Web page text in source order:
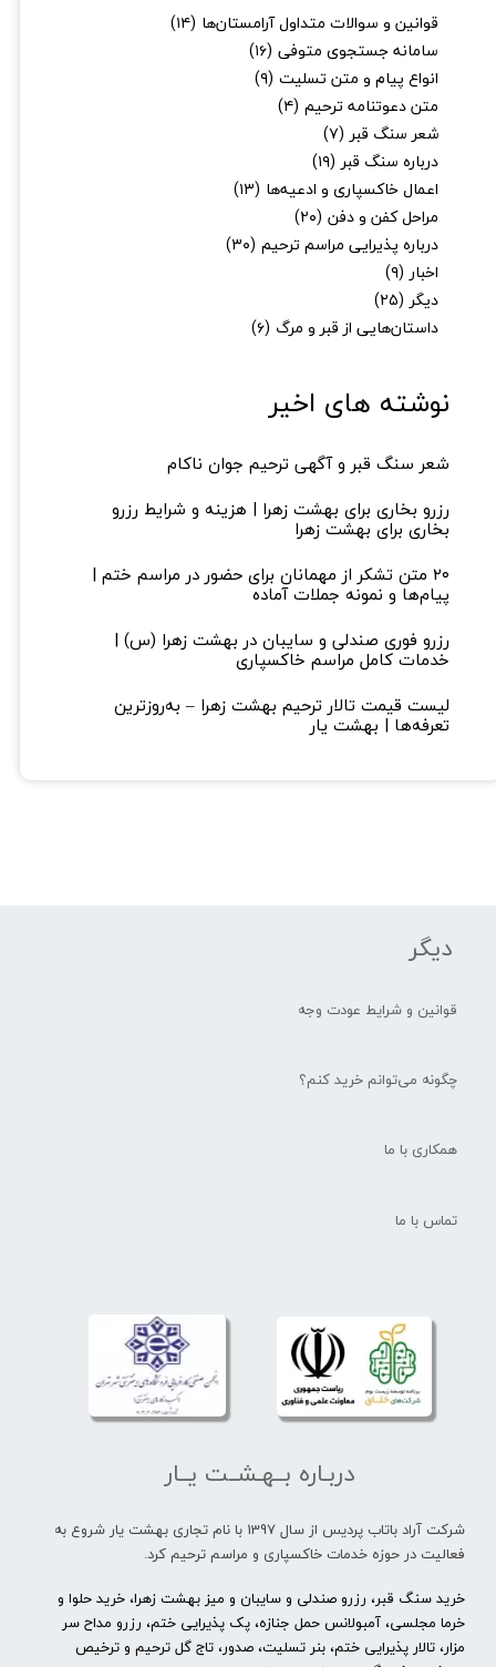
★
نوشته های اخیر
شعر سنگ قبر و آگهی ترحیم جوان ناکام
رزرو بخاری برای بهشت زهرا | هزینه و شرایط رزرو
بخاری برای بهشت زهرا
۲۰ متن تشکر از مهمانان برای حضور در مراسم ختم |
پیام‌ها و نمونه جملات آماده
رزرو فوری صندلی و سایبان در بهشت زهرا (س) |
خدمات کامل مراسم خاکسپاری
لیست قیمت تالار ترحیم بهشت زهرا – به‌روزترین
تعرفه‌ها | بهشت یار
قوانین و سوالات متداول آرامستان‌ها (۱۴)
سامانه جستجوی متوفی (۱۶)
انواع پیام و متن تسلیت (۹)
متن دعوتنامه ترحیم (۴)
شعر سنگ قبر (۷)
درباره سنگ قبر (۱۹)
اعمال خاکسپاری و ادعیه‌ها (۱۳)
مراحل کفن و دفن (۲۰)
درباره پذیرایی مراسم ترحیم (۳۰)
اخبار (۹)
دیگر (۲۵)
داستان‌هایی از قبر و مرگ (۶)
دیگر
قوانین و شرایط عودت وجه
چگونه می‌توانم خرید کنم؟
همکاری با ما
تماس با ما
دربـاره بــهـشــت یــار
شرکت آراد باتاب پردیس از سال 1397 با نام تجاری بهشت یار شروع به
فعالیت در حوزه خدمات خاکسپاری و مراسم ترحیم کرد.
خرید سنگ قبر، رزرو صندلی و سایبان و میز بهشت زهرا، خرید حلوا و
خرما مجلسی، آمبولانس حمل جنازه، پک پذیرایی ختم، رزرو مداح سر
مزار، تالار پذیرایی ختم، بنر تسلیت، صدور، تاج گل ترحیم و ترخیص